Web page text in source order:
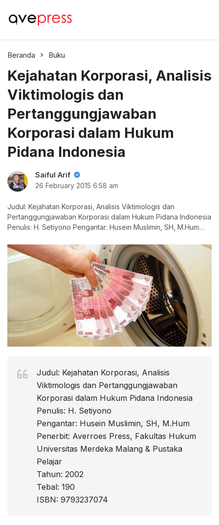
AvePress.com
Belajar dari Komentar
Beranda Buku
Kejahatan Korporasi, Analisis
Viktimologis dan
Pertanggungjawaban
Korporasi dalam Hukum
Pidana Indonesia
Saiful Arif
26 February 2015 6:58 am
Judul: Kejahatan Korporasi, Analisis Viktimologis dan
Pertanggungjawaban Korporasi dalam Hukum Pidana Indonesia
Penulis: H. Setiyono Pengantar: Husein Muslimin, SH, M.Hum
Judul: Kejahatan Korporasi, Analisis
Viktimologis dan Pertanggungjawaban
Korporasi dalam Hukum Pidana Indonesia
Penulis: H. Setiyono
Pengantar: Husein Muslimin, SH, M.Hum
Penerbit: Averroes Press, Fakultas Hukum
Universitas Merdeka Malang & Pustaka
Pelajar
Tahun: 2002
Tebal: 190
ISBN: 9793237074